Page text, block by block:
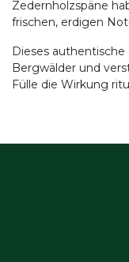
Zedernholzspäne
frischen, erdigen
Dieses
Bergwälder und
Fülle die Wirkung